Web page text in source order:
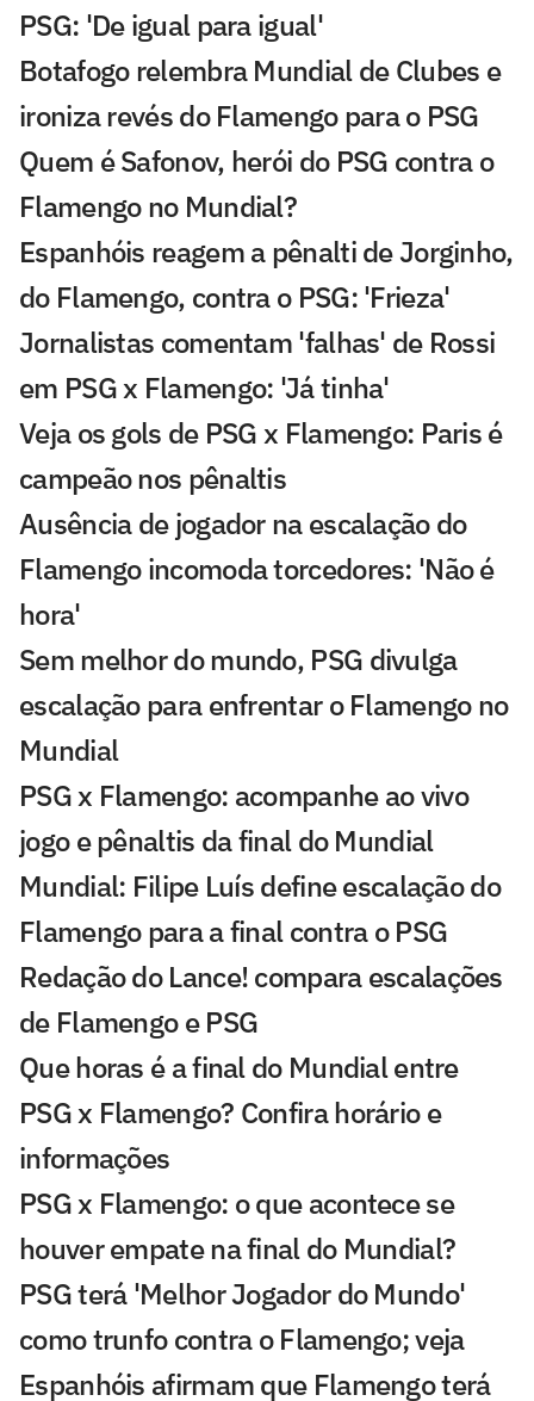
PSG: 'De igual para igual'
Botafogo relembra Mundial de Clubes e
ironiza revés do Flamengo para o PSG
Quem é Safonov, herói do PSG contra o
Flamengo no Mundial?
Espanhóis reagem a pênalti de Jorginho,
do Flamengo, contra o PSG: 'Frieza'
Jornalistas comentam 'falhas' de Rossi
em PSG x Flamengo: 'Já tinha'
Veja os gols de PSG x Flamengo: Paris é
campeão nos pênaltis
Ausência de jogador na escalação do
Flamengo incomoda torcedores: 'Não é
hora'
Sem melhor do mundo, PSG divulga
escalação para enfrentar o Flamengo no
Mundial
PSG x Flamengo: acompanhe ao vivo
jogo e pênaltis da final do Mundial
Mundial: Filipe Luís define escalação do
Flamengo para a final contra o PSG
Redação do Lance! compara escalações
de Flamengo e PSG
Que horas é a final do Mundial entre
PSG x Flamengo? Confira horário e
informações
PSG x Flamengo: o que acontece se
houver empate na final do Mundial?
PSG terá 'Melhor Jogador do Mundo'
como trunfo contra o Flamengo; veja
Espanhóis afirmam que Flamengo terá